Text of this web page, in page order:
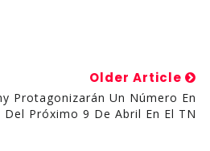
Older Article
Protagonizarán Un Número En
Del Próximo 9 De Abril En El TN